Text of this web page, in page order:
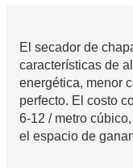
El secador de
características de
energética, menor
perfecto. El costo
6-12 / metro
el espacio de